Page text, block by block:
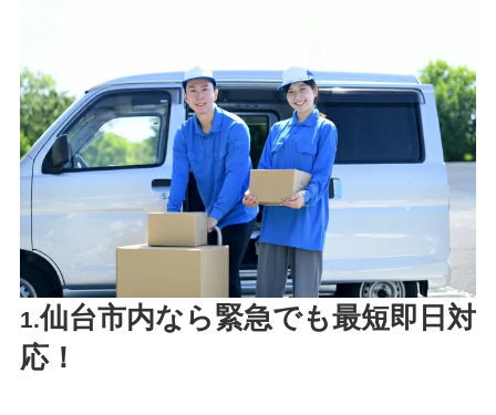
1.仙台市内なら緊急でも最短即日対
応！